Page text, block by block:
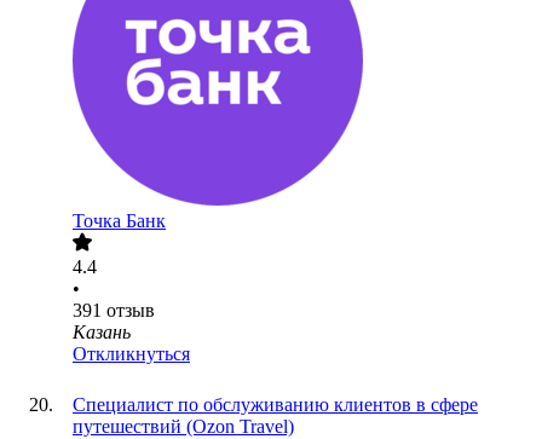
Точка Банк
4.4
•
391 отзыв
Казань
Откликнуться
Специалист по обслуживанию клиентов в сфере
путешествий (Ozon Travel)